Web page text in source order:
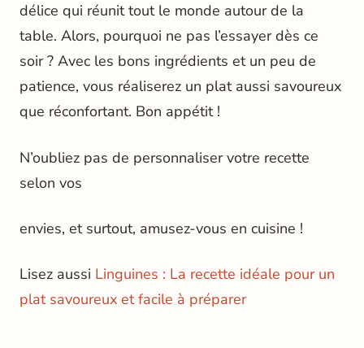
délice qui réunit tout le monde autour de la
table. Alors, pourquoi ne pas l’essayer dès ce
soir ? Avec les bons ingrédients et un peu de
patience, vous réaliserez un plat aussi savoureux
que réconfortant. Bon appétit !
N’oubliez pas de personnaliser votre recette
selon vos
envies, et surtout, amusez-vous en cuisine !
Lisez aussi Linguines : La recette idéale pour un
plat savoureux et facile à préparer